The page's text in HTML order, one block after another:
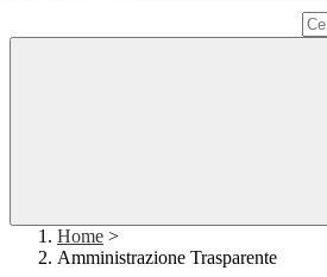
Home >
Amministrazione Trasparente